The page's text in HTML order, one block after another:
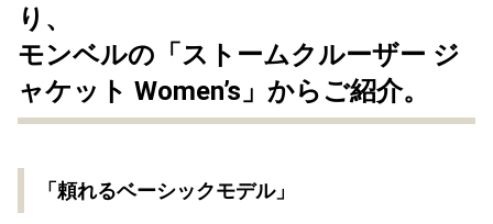
り、
モンベルの「ストームクルーザー ジ
ャケット Women’s」からご紹介。
「頼れるベーシックモデル」